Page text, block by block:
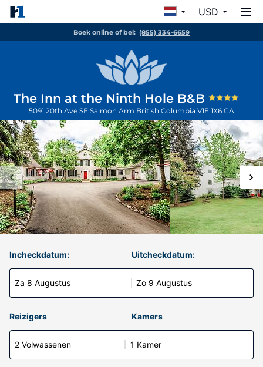
USD
Boek online of bel: (855) 334-6659
The Inn at the Ninth Hole B&B
5091 20th Ave SE Salmon Arm British Columbia V1E 1X6 CA
Incheckdatum:
Za 8 Augustus
Uitcheckdatum:
Zo 9 Augustus
Reizigers Kamers
2 Volwassenen 1 Kamer